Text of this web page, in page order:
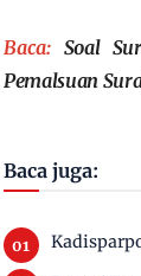
Baca: Soal
Pemalsuan
Baca juga: